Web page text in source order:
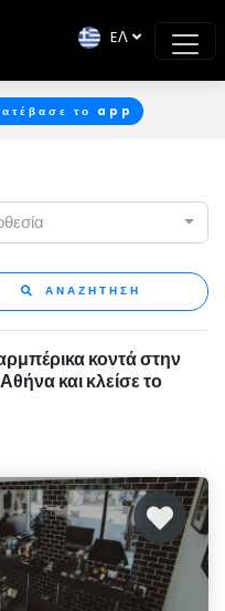
το app
EΛ
ΑΝΑΖΗΤΗΣΗ
κοντά στην
και κλείσε το